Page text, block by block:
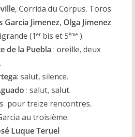
, Corrida du Corpus. Toros
Garcia Jimenez, Olga Jimenez
(1 erbis et 5ème).
de la Puebla : oreille, deux
: salut, silence.
: salut, salut.
pour treize rencontres.
au troisième.
Luque Teruel